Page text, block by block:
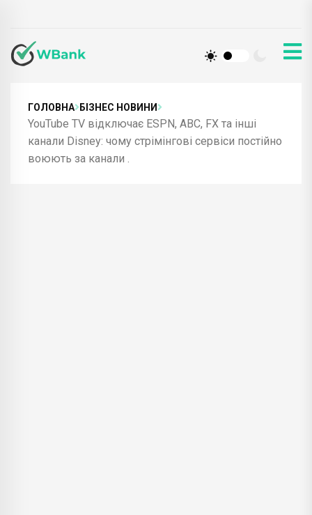
ГОЛОВНА БІЗНЕС НОВИНИ
YouTube TV відключає ESPN, ABC, FX та інші
канали Disney: чому стрімінгові сервіси постійно
воюють за канали .